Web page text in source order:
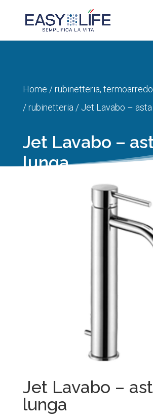
Home /rubinetteria,
/rubinetteria / Jet Lavabo – asta
Jet Lavabo –
lunga
Jet Lavabo –
lunga